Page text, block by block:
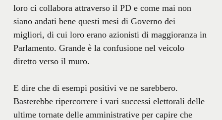
loro ci collabora attraverso il PD e come mai non
siano andati bene questi mesi di Governo dei
migliori, di cui loro erano azionisti di maggioranza in
Parlamento. Grande è la confusione nel veicolo
diretto verso il muro.
E dire che di esempi positivi ve ne sarebbero.
Basterebbe ripercorrere i vari successi elettorali delle
ultime tornate delle amministrative per capire che